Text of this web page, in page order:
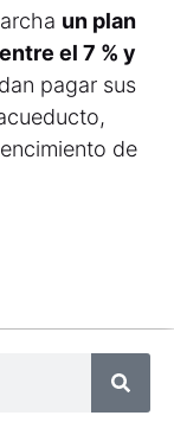
un plan
el 7 % y
pagar sus
de